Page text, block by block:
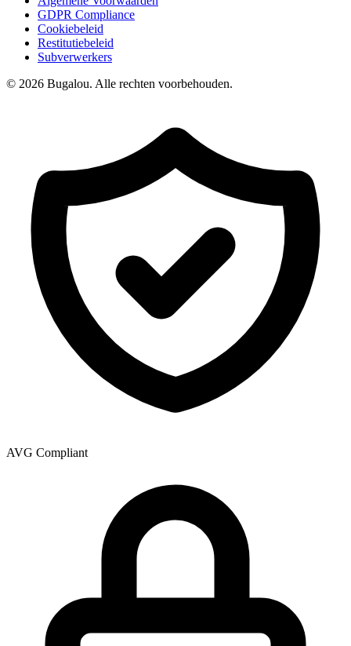
GDPR Compliance
Cookiebeleid
Restitutiebeleid
Subverwerkers
© 2026 Bugalou. Alle rechten voorbehouden.
AVG Compliant